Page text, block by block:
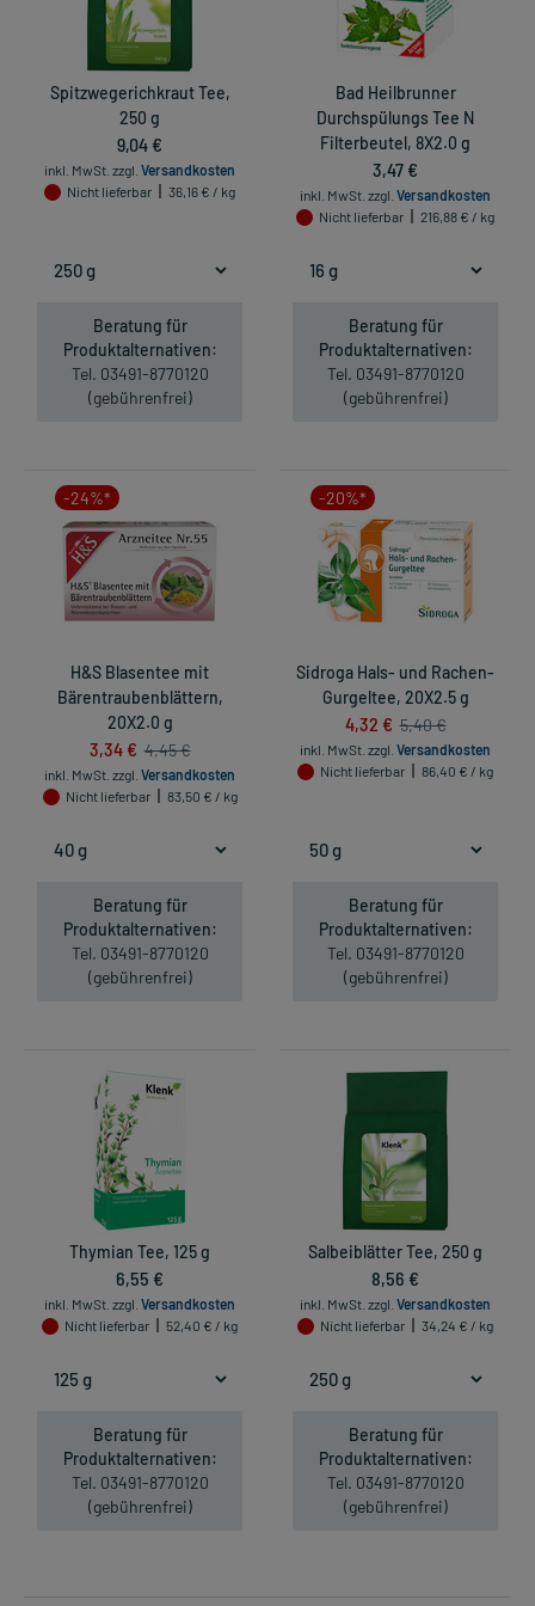
Spitzwegerichkraut Tee,
250 g
9,04 €
inkl. MwSt. zzgl. Versandkosten
Nicht lieferbar
36,16 € / kg
Beratung für
Produktalternativen:
Tel. 03491-8770120
(gebührenfrei)
Bad Heilbrunner
Durchspülungs Tee N
Filterbeutel, 8X2.0 g
3,47 €
inkl. MwSt. zzgl. Versandkosten
Nicht lieferbar
216,88 € / kg
Beratung für
Produktalternativen:
Tel. 03491-8770120
(gebührenfrei)
-24%*
H&S Blasentee mit
Bärentraubenblättern,
20X2.0 g
3,34 € 4,45 €
inkl. MwSt. zzgl. Versandkosten
Nicht lieferbar
83,50 € / kg
Beratung für
Produktalternativen:
Tel. 03491-8770120
(gebührenfrei)
-20%*
Sidroga Hals- und Rachen-
Gurgeltee, 20X2.5 g
4,32 € 5,40 €
inkl. MwSt. zzgl. Versandkosten
Nicht lieferbar
86,40 € / kg
Beratung für
Produktalternativen:
Tel. 03491-8770120
(gebührenfrei)
Thymian Tee, 125 g
6,55 €
inkl. MwSt. zzgl. Versandkosten
Nicht lieferbar
52,40 € / kg
Beratung für
Produktalternativen:
Tel. 03491-8770120
(gebührenfrei)
Salbeiblätter Tee, 250 g
8,56 €
inkl. MwSt. zzgl. Versandkosten
Nicht lieferbar
34,24 € / kg
Beratung für
Produktalternativen:
Tel. 03491-8770120
(gebührenfrei)